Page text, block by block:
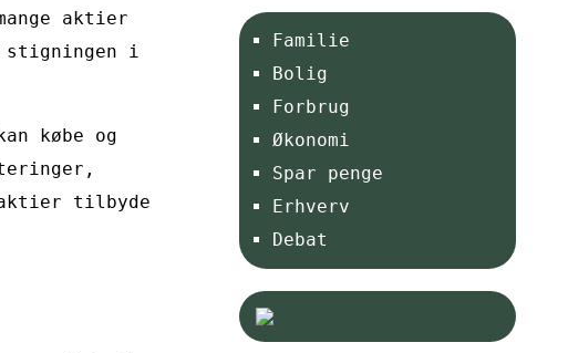
aktier
i
købe og
tilbyde
Familie
Bolig
Forbrug
Økonomi
Spar penge
Erhverv
Debat